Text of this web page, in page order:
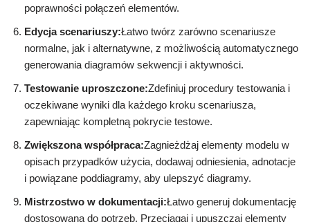
poprawności połączeń elementów.
Edycja scenariuszy:Łatwo twórz zarówno scenariusze
normalne, jak i alternatywne, z możliwością automatycznego
generowania diagramów sekwencji i aktywności.
Testowanie uproszczone:Zdefiniuj procedury testowania i
oczekiwane wyniki dla każdego kroku scenariusza,
zapewniając kompletną pokrycie testowe.
Zwiększona współpraca:Zagnieżdżaj elementy modelu w
opisach przypadków użycia, dodawaj odniesienia, adnotacje
i powiązane poddiagramy, aby ulepszyć diagramy.
Mistrzostwo w dokumentacji:Łatwo generuj dokumentację
dostosowaną do potrzeb. Przeciągaj i upuszczaj elementy